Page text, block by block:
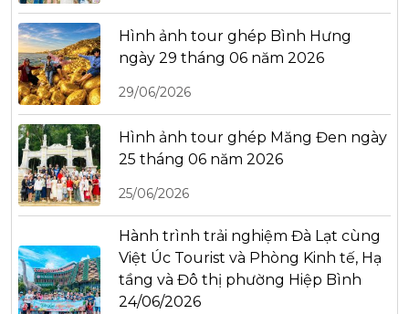
Hình ảnh tour ghép Bình Hưng
ngày 29 tháng 06 năm 2026
29/06/2026
Hình ảnh tour ghép Măng Đen ngày
25 tháng 06 năm 2026
25/06/2026
Hành trình trải nghiệm Đà Lạt cùng
Việt Úc Tourist và Phòng Kinh tế, Hạ
tầng và Đô thị phường Hiệp Bình
24/06/2026